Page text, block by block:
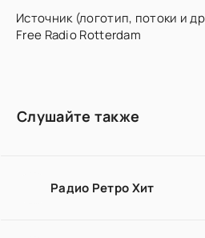
Источник (логотип, потоки и
Free Radio Rotterdam
Слушайте также
Радио Ретро Хит